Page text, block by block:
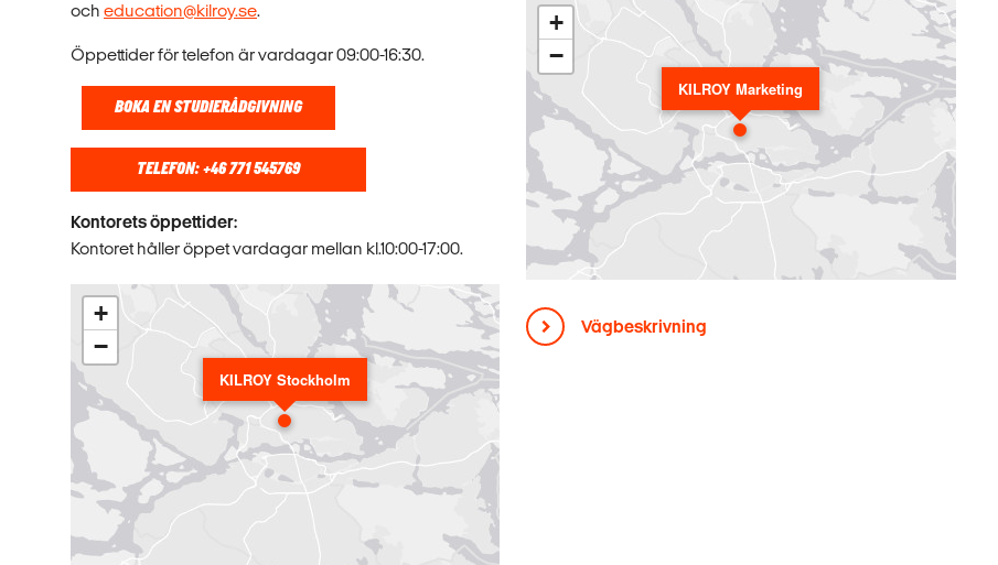
och education@kilroy.se.
Öppettider för telefon är vardagar 09:00-16:30.
BOKA EN STUDIERÅDGIVNING
TELEFON: +46 771 545769
Kontorets öppettider:
Kontoret håller öppet vardagar mellan kl.10:00-17:00.
KILROY Stockholm
+
−
KILROY Marketing
+
−
Vägbeskrivning